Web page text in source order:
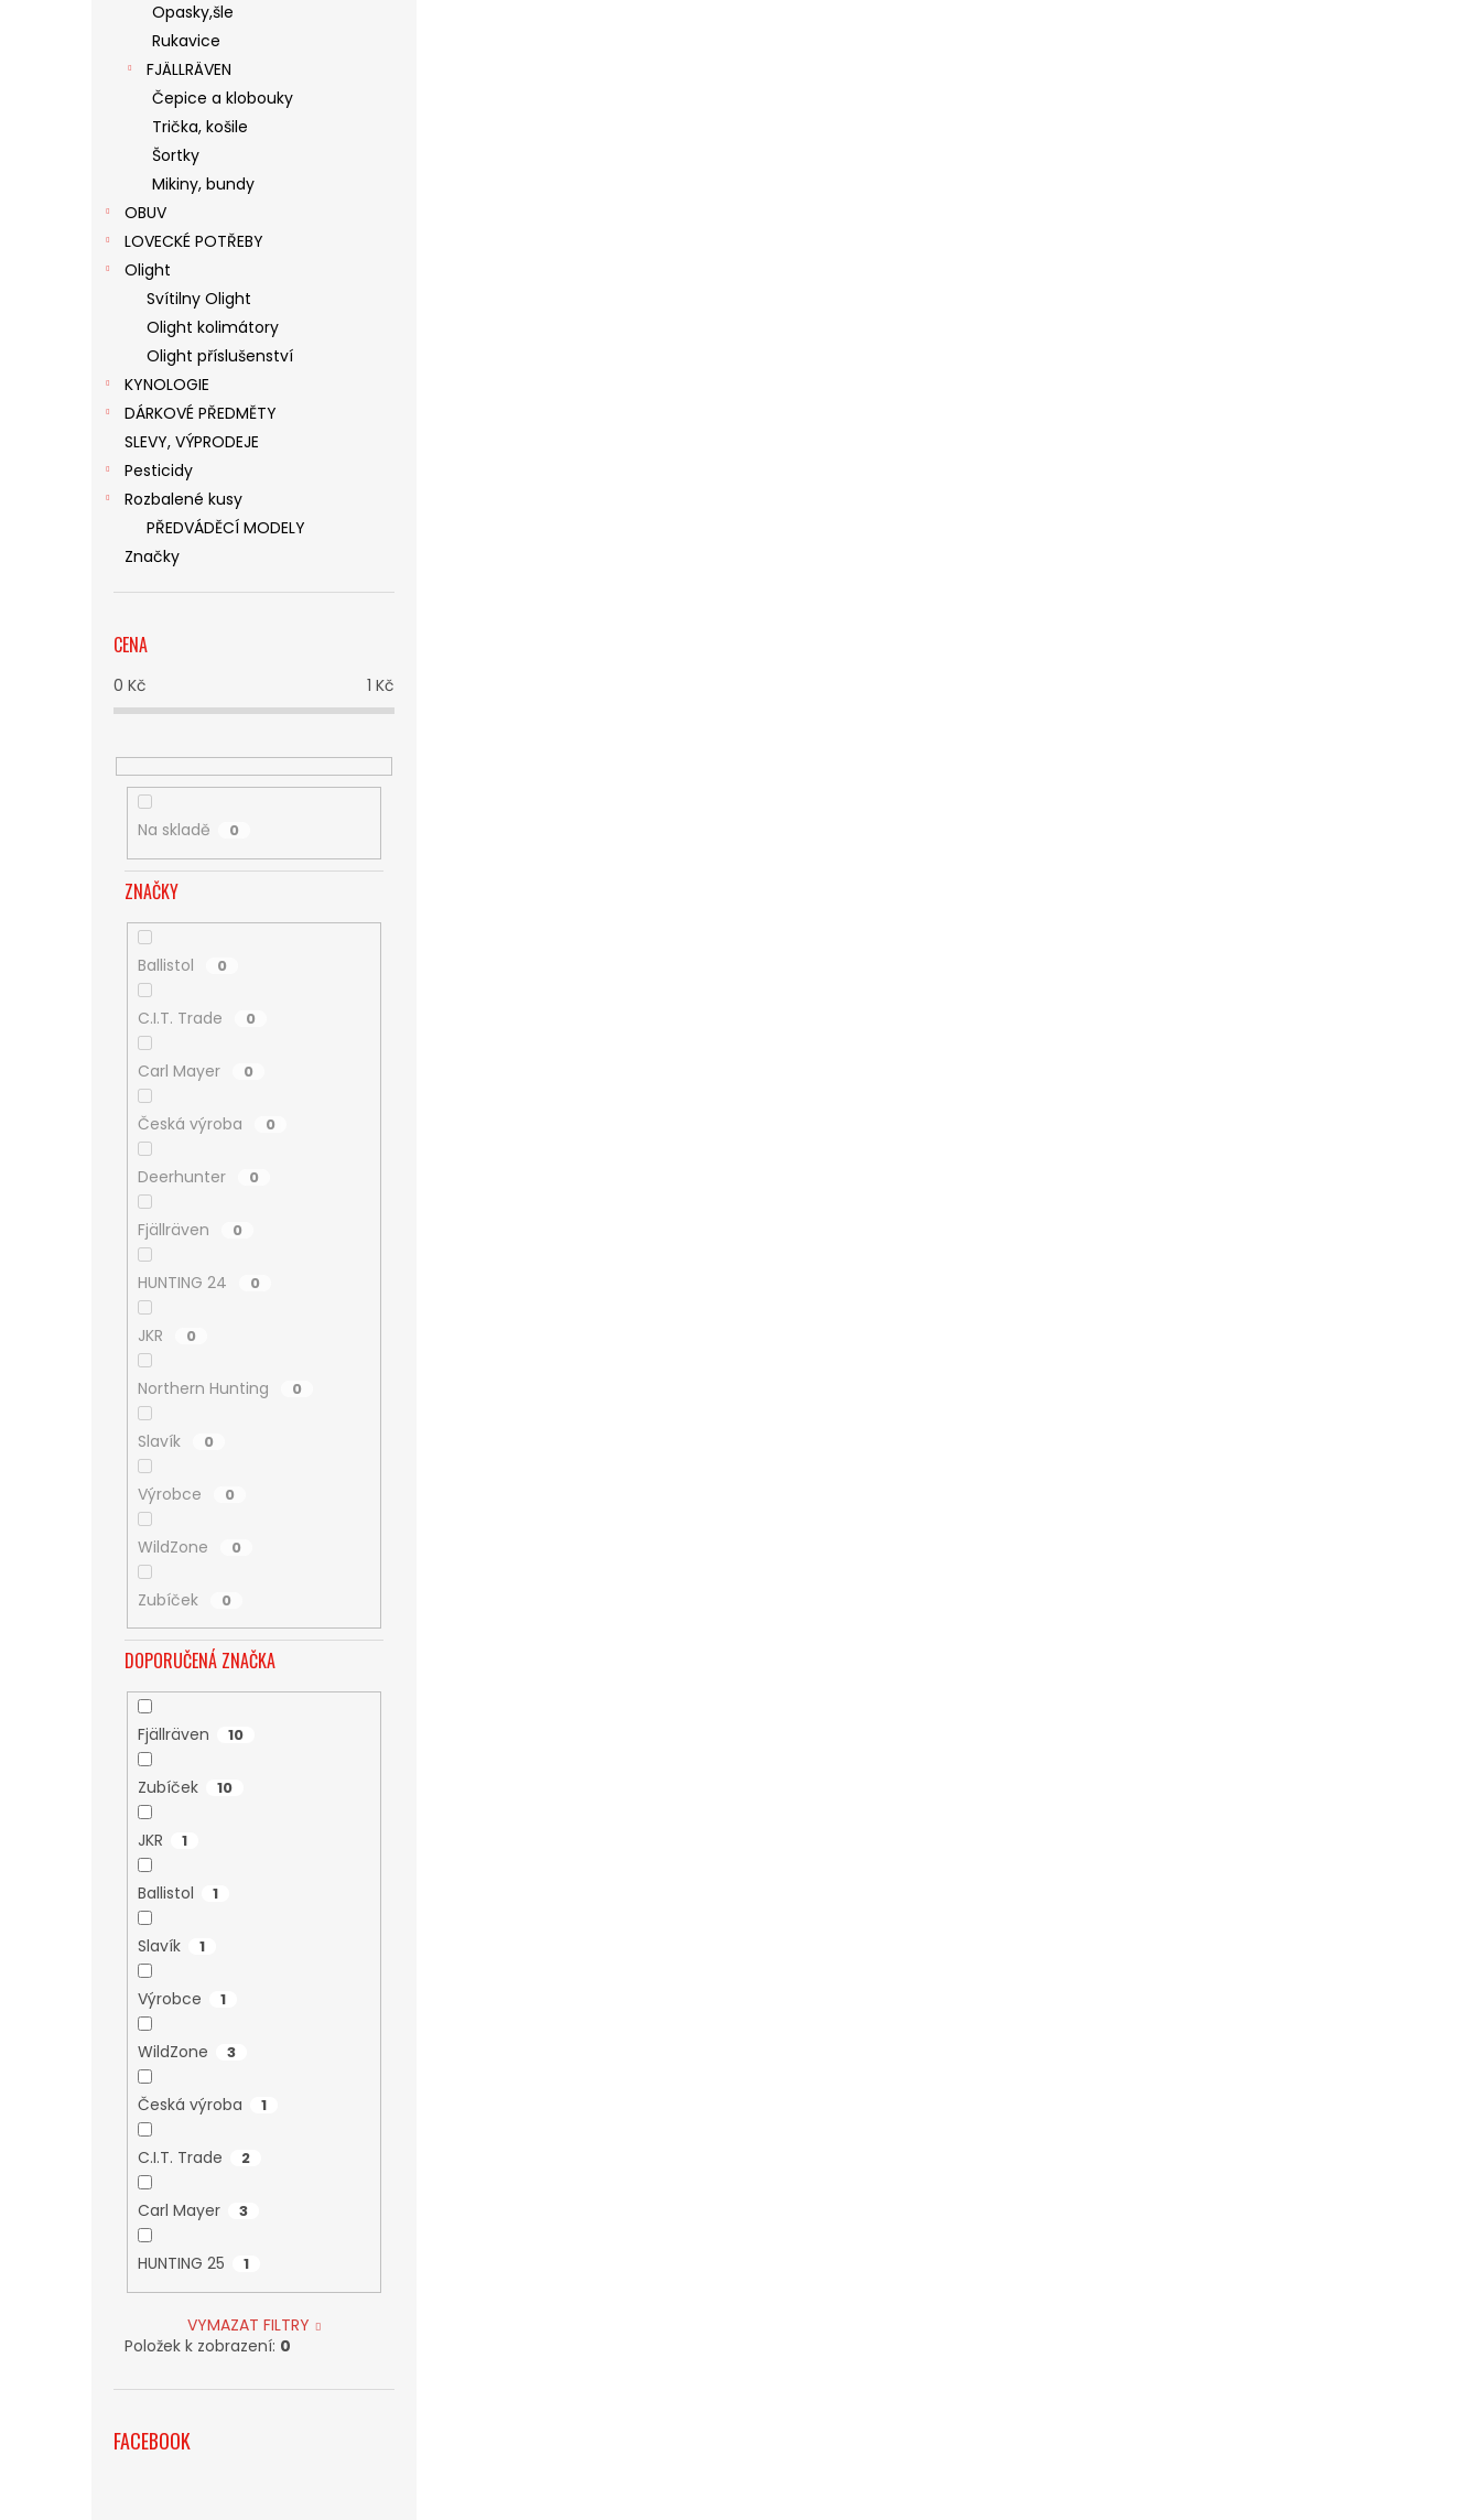
Opasky,šle
Rukavice
FJÄLLRÄVEN
Čepice a klobouky
Trička, košile
Šortky
Mikiny, bundy
OBUV
LOVECKÉ POTŘEBY
Olight
Svítilny Olight
Olight kolimátory
Olight příslušenství
KYNOLOGIE
DÁRKOVÉ PŘEDMĚTY
SLEVY, VÝPRODEJE
Pesticidy
Rozbalené kusy
PŘEDVÁDĚCÍ MODELY
Značky
CENA
0 Kč 1 Kč
Na skladě 0
ZNAČKY
Ballistol 0
C.I.T. Trade 0
Carl Mayer 0
Česká výroba 0
Deerhunter 0
Fjällräven 0
HUNTING 24 0
JKR 0
Northern Hunting 0
Slavík 0
Výrobce 0
WildZone 0
Zubíček 0
DOPORUČENÁ ZNAČKA
Fjällräven 10
Zubíček 10
JKR 1
Ballistol 1
Slavík 1
Výrobce 1
WildZone 3
Česká výroba 1
C.I.T. Trade 2
Carl Mayer 3
HUNTING 25 1
VYMAZAT FILTRY
Položek k zobrazení: 0
FACEBOOK